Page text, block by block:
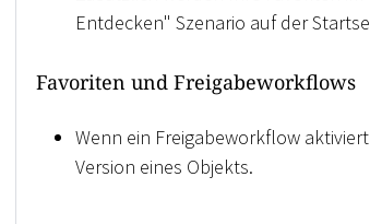
Entdecken" Szenario auf der
Favoriten und Freigabeworkflows
Wenn ein Freigabeworkflow
Version eines Objekts.